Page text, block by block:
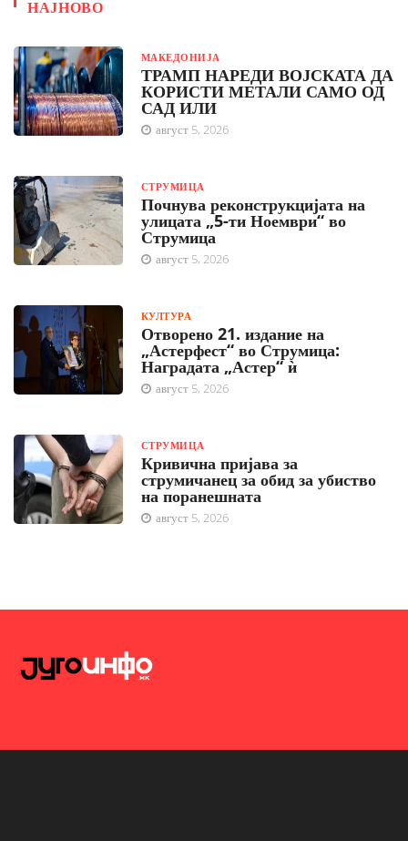
НАЈНОВО
МАКЕДОНИЈА
ТРАМП НАРЕДИ ВОЈСКАТА ДА
КОРИСТИ МЕТАЛИ САМО ОД
САД ИЛИ
август 5, 2026
СТРУМИЦА
Почнува реконструкцијата на
улицата „5-ти Ноември“ во
Струмица
август 5, 2026
КУЛТУРА
Отворено 21. издание на
„Астерфест“ во Струмица:
Наградата „Астер“ ѝ
август 5, 2026
СТРУМИЦА
Кривична пријава за
струмичанец за обид за убиство
на поранешната
август 5, 2026